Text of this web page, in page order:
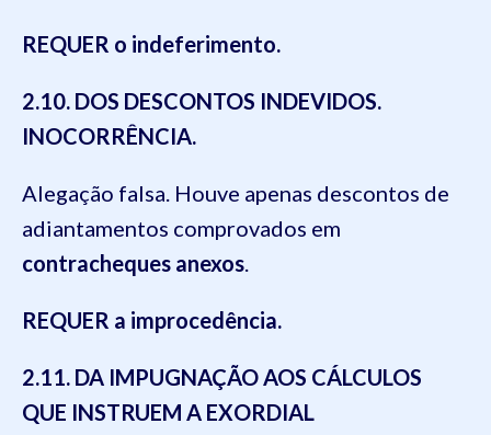
REQUER o indeferimento.
2.10. DOS DESCONTOS INDEVIDOS.
INOCORRÊNCIA.
Alegação falsa. Houve apenas descontos de
adiantamentos comprovados em
contracheques anexos
REQUER a improcedência.
2.11. DA IMPUGNAÇÃO AOS CÁLCULOS
QUE INSTRUEM A EXORDIAL